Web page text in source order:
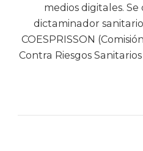
medios digitales.
dictaminador
COESPRISSON
Contra Riesgos